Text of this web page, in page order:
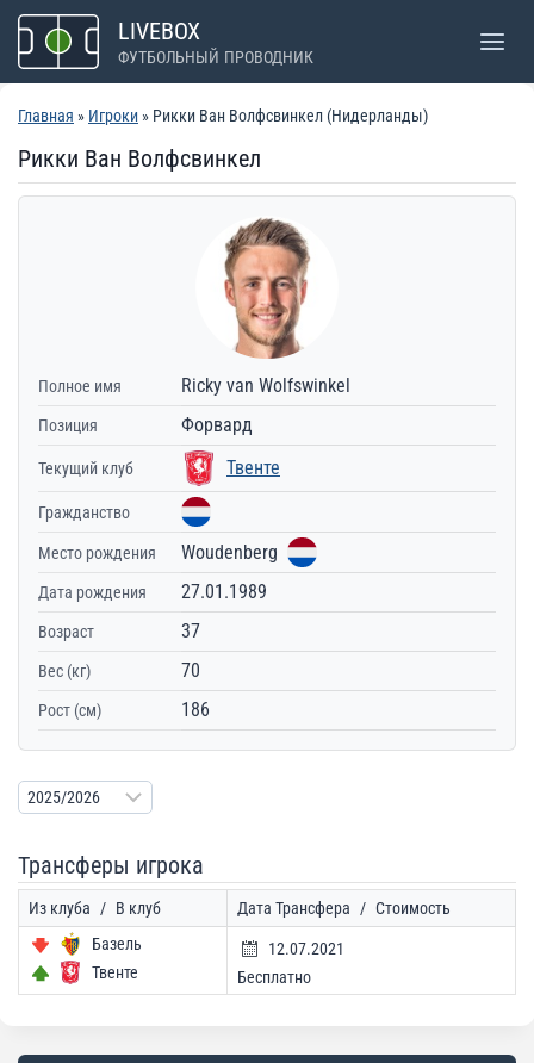
Перейти
содержимому
LIVEBOX
ФУТБОЛЬНЫЙ ПРОВОДНИК
Главная » Игроки » Рикки Ван Волфсвинкел (Нидерланды)
Рикки Ван Волфсвинкел
Полное имя Ricky van Wolfswinkel
Позиция Форвард
Текущий клуб Твенте
Гражданство
Место рождения Woudenberg
Дата рождения 27.01.1989
Возраст 37
Вес (кг) 70
Рост (см) 186
Трансферы игрока
Из клуба / В клуб Дата Трансфера / Стоимость
Базель
Твенте
12.07.2021
Бесплатно